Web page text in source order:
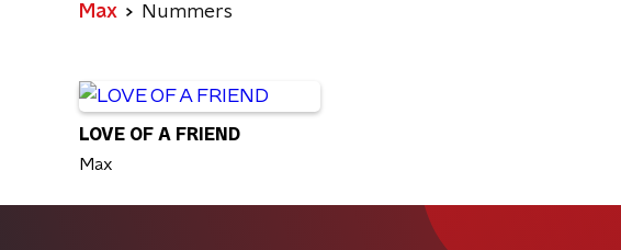
Max Nummers
LOVE OF A FRIEND
Max